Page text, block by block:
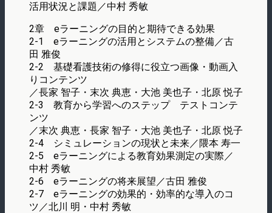
活用状況と課題／中村 秀敏
2章 eラーニングの目的と期待できる効果
2-1 eラーニングの活用とシステムの整備／古
田 雅俊
2-2 基礎看護技術の修得に役立つ画像・動画入
りコンテンツ
／長家 智子・末次 典恵・大池 美也子・北原 悦子
2-3 教育から学習へのステップ テストコンテ
ンツ
／末次 典恵・長家 智子・大池 美也子・北原 悦子
2-4 シミュレーションの現状と未来／隈本 寿一
2-5 eラーニングによる教育効果測定の実際／
中村 秀敏
2-6 eラーニングの将来展望／古田 雅俊
2-7 eラーニングの効果的・効率的な導入のコ
ツ／北川 明・中村 秀敏